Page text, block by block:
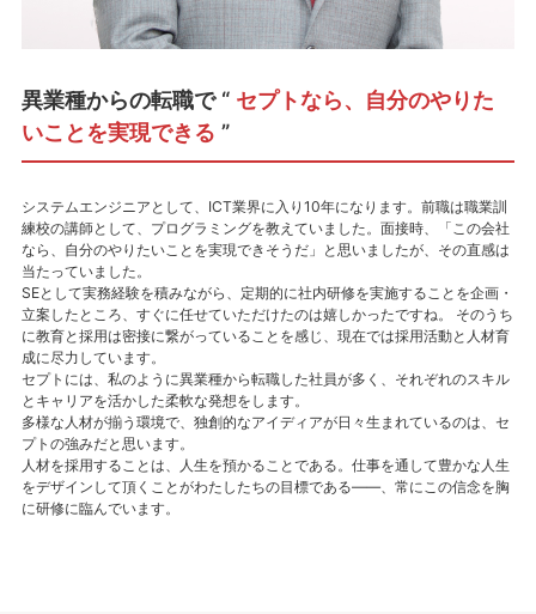
異業種からの転職で“ セプトなら、自分のやりた
いことを実現できる ”
システムエンジニアとして、ICT業界に入り10年になります。前職は職業訓
練校の講師として、プログラミングを教えていました。面接時、「この会社
なら、自分のやりたいことを実現できそうだ」と思いましたが、その直感は
当たっていました。
SEとして実務経験を積みながら、定期的に社内研修を実施することを企画・
立案したところ、すぐに任せていただけたのは嬉しかったですね。 そのうち
に教育と採用は密接に繋がっていることを感じ、現在では採用活動と人材育
成に尽力しています。
セプトには、私のように異業種から転職した社員が多く、それぞれのスキル
とキャリアを活かした柔軟な発想をします。
多様な人材が揃う環境で、独創的なアイディアが日々生まれているのは、セ
プトの強みだと思います。
人材を採用することは、人生を預かることである。仕事を通して豊かな人生
をデザインして頂くことがわたしたちの目標である――、常にこの信念を胸
に研修に臨んでいます。